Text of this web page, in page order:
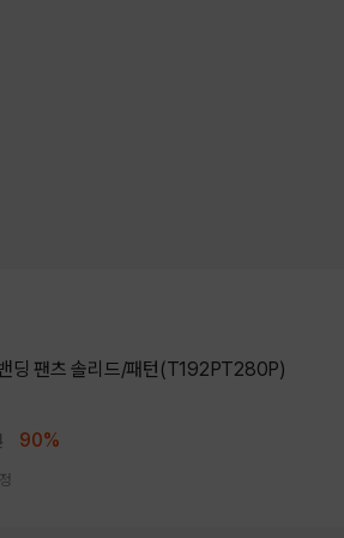
딩 팬츠 솔리드/패턴(T192PT280P)
90%